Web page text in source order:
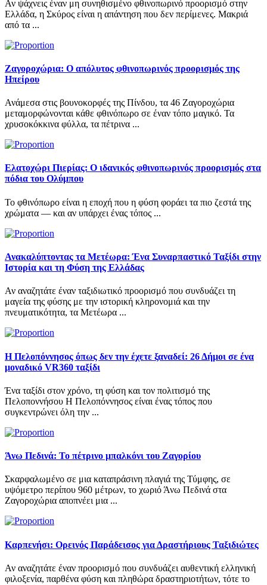
Αν ψάχνεις έναν μη συνηθισμένο φθινοπωρινό προορισμό στην
Ελλάδα, η Σκύρος είναι η απάντηση που δεν περίμενες. Μακριά
από τα ...
Ζαγοροχώρια: Ο απόλυτος φθινοπωρινός προορισμός της
Ηπείρου
Ανάμεσα στις βουνοκορφές της Πίνδου, τα 46 Ζαγοροχώρια
μεταμορφώνονται κάθε φθινόπωρο σε έναν τόπο μαγικό. Τα
χρυσοκόκκινα φύλλα, τα πέτρινα ...
Ελατοχώρι Πιερίας: Ο ιδανικός φθινοπωρινός προορισμός στα
πόδια του Ολύμπου
Το φθινόπωρο είναι η εποχή που η φύση φοράει τα πιο ζεστά της
χρώματα — και αν υπάρχει ένας τόπος ...
Ανακαλύπτοντας τα Μετέωρα: Ένα Συναρπαστικό Ταξίδι στην
Ιστορία και τη Φύση της Ελλάδας
Αν αναζητάτε έναν ταξιδιωτικό προορισμό που συνδυάζει τη
μαγεία της φύσης με την ιστορική κληρονομιά και την
πνευματικότητα, τα Μετέωρα ...
Η Πελοπόννησος όπως δεν την έχετε ξαναδεί: 26 Δήμοι σε ένα
μοναδικό VR360 ταξίδι
Ένα ταξίδι στον χρόνο, τη φύση και τον πολιτισμό της
Πελοποννήσου Η Πελοπόννησος είναι ένας τόπος που
συγκεντρώνει όλη την ...
Άνω Πεδινά: Το πέτρινο μπαλκόνι του Ζαγορίου
Σκαρφαλωμένο σε μια καταπράσινη πλαγιά της Τύμφης, σε
υψόμετρο περίπου 960 μέτρων, το χωριό Άνω Πεδινά στα
Ζαγοροχώρια αποπνέει μια ...
Καρπενήσι: Ορεινός Παράδεισος για Δραστήριους Ταξιδιώτες
Αν αναζητάτε έναν προορισμό που συνδυάζει αυθεντική ελληνική
φιλοξενία, παρθένα φύση και πληθώρα δραστηριοτήτων, τότε το